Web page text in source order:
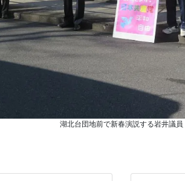
湖北台団地前で新春演説する岩井議員